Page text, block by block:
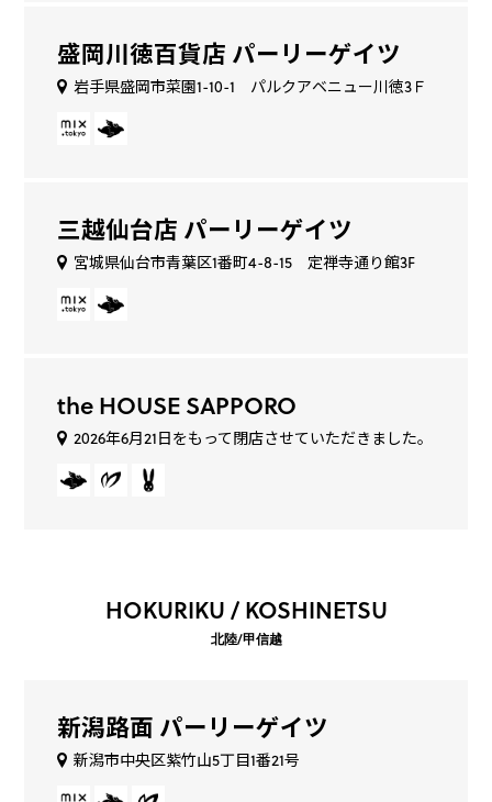
盛岡川徳百貨店 パーリーゲイツ
岩手県盛岡市菜園1-10-1 パルクアベニュー川徳3Ｆ
三越仙台店 パーリーゲイツ
宮城県仙台市青葉区1番町4-8-15 定禅寺通り館3F
the HOUSE SAPPORO
2026年6月21日をもって閉店させていただきました。
HOKURIKU / KOSHINETSU
北陸/甲信越
新潟路面 パーリーゲイツ
新潟市中央区紫竹山5丁目1番21号